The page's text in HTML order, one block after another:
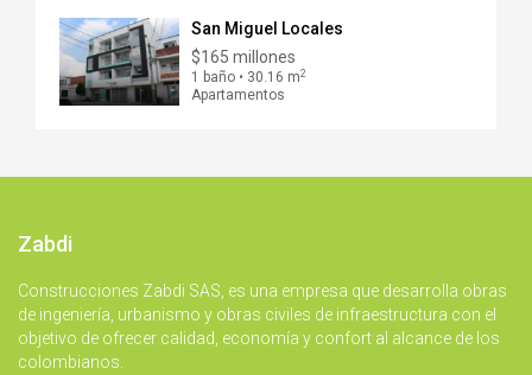
San Miguel Locales
$165 millones
1 baño • 30.16 m2
Apartamentos
Zabdi
Construcciones Zabdi SAS, es una empresa que desarrolla obras
de ingeniería, urbanismo y obras civiles de infraestructura con el
objetivo de ofrecer calidad, economía y confort al alcance de los
colombianos.